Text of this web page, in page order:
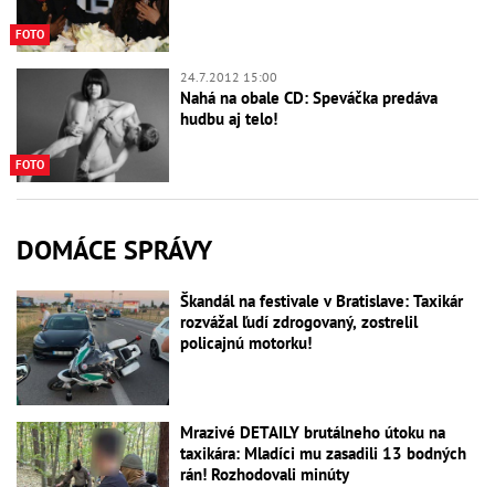
FOTO
FOTO
24.7.2012 15:00
Nahá na obale CD: Speváčka predáva
hudbu aj telo!
DOMÁCE SPRÁVY
Škandál na festivale v Bratislave: Taxikár
rozvážal ľudí zdrogovaný, zostrelil
policajnú motorku!
Mrazivé DETAILY brutálneho útoku na
taxikára: Mladíci mu zasadili 13 bodných
rán! Rozhodovali minúty